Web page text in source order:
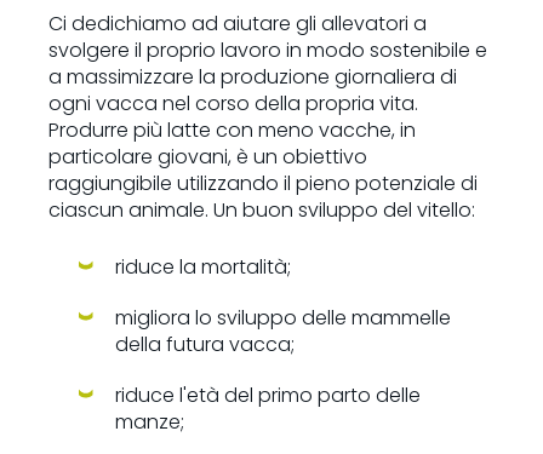
Ci dedichiamo ad aiutare gli allevatori a
svolgere il proprio lavoro in modo sostenibile e
a massimizzare la produzione giornaliera di
ogni vacca nel corso della propria vita.
Produrre più latte con meno vacche, in
particolare giovani, è un obiettivo
raggiungibile utilizzando il pieno potenziale di
ciascun animale. Un buon sviluppo del vitello:
riduce la mortalità;
migliora lo sviluppo delle mammelle
della futura vacca;
riduce l'età del primo parto delle
manze;